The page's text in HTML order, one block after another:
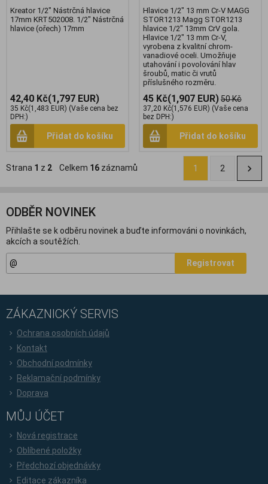
Kreator 1/2" Nástrčná hlavice
17mm KRT502008. 1/2" Nástrčná
hlavice (ořech) 17mm
42,40 Kč(1,797 EUR)
35 Kč(1,483 EUR) (Vaše cena bez
DPH:)
Přidat do košíku
Hlavice 1/2" 13 mm Cr-V MAGG
STOR1213 Magg STOR1213
hlavice 1/2" 13mm CrV gola.
Hlavice 1/2" 13 mm Cr-V,
vyrobena z kvalitní chrom-
vanadiové oceli. Umožňuje
utahování i povolování hlav
šroubů, matic či vrutů
příslušného rozměru.
45 Kč(1,907 EUR)50 Kč
37,20 Kč(1,576 EUR) (Vaše cena
bez DPH:)
Přidat do košíku
Strana 1 z 2 Celkem 16 záznamů 1 2
ODBĚR NOVINEK
Přihlašte se k odběru novinek a buďte informováni o novinkách,
akcích a soutěžích.
Registrovat
ZÁKAZNICKÝ SERVIS
Ochrana osobních údajů
Kontakt
Obchodní podmínky
Reklamační podmínky
Doprava
MŮJ ÚČET
Nová registrace
Oblíbené položky
Předchozí objednávky
Editace zákazníka